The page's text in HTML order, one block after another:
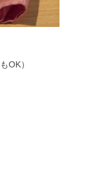
OK）